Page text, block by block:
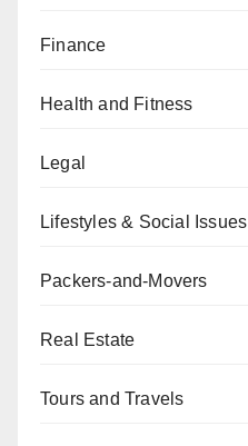
Finance
Health and Fitness
Legal
Lifestyles & Social Issues
Packers-and-Movers
Real Estate
Tours and Travels